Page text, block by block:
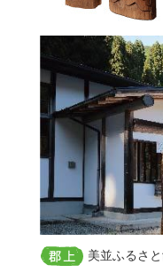
美並ふるさ